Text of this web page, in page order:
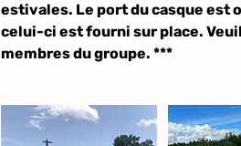
estivales. Le port du casque est
celui-ci est fourni sur place.
membres du groupe. ***